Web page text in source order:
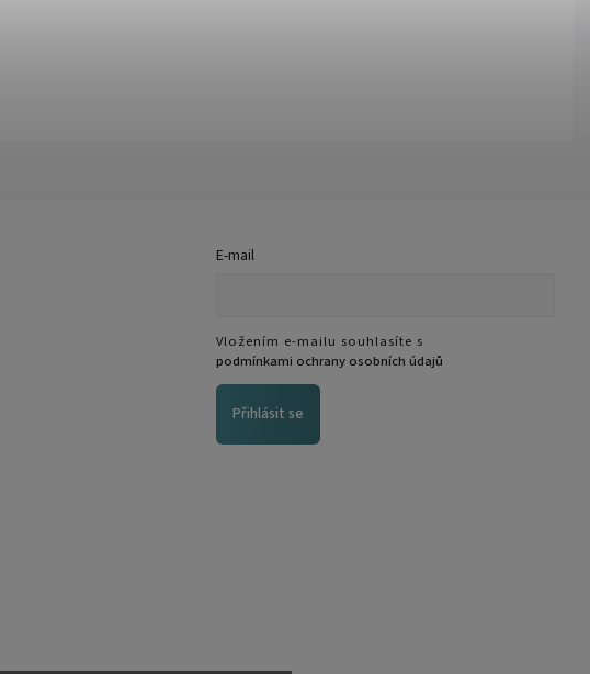
E-mail
Vložením e-mailu souhlasíte s
podmínkami ochrany osobních údajů
Přihlásit se